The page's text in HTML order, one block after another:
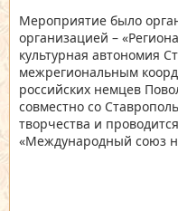
Мероприятие было
организацией –
культурная автономия
межрегиональным
российских немцев
совместно со
творчества и
«Международный союз